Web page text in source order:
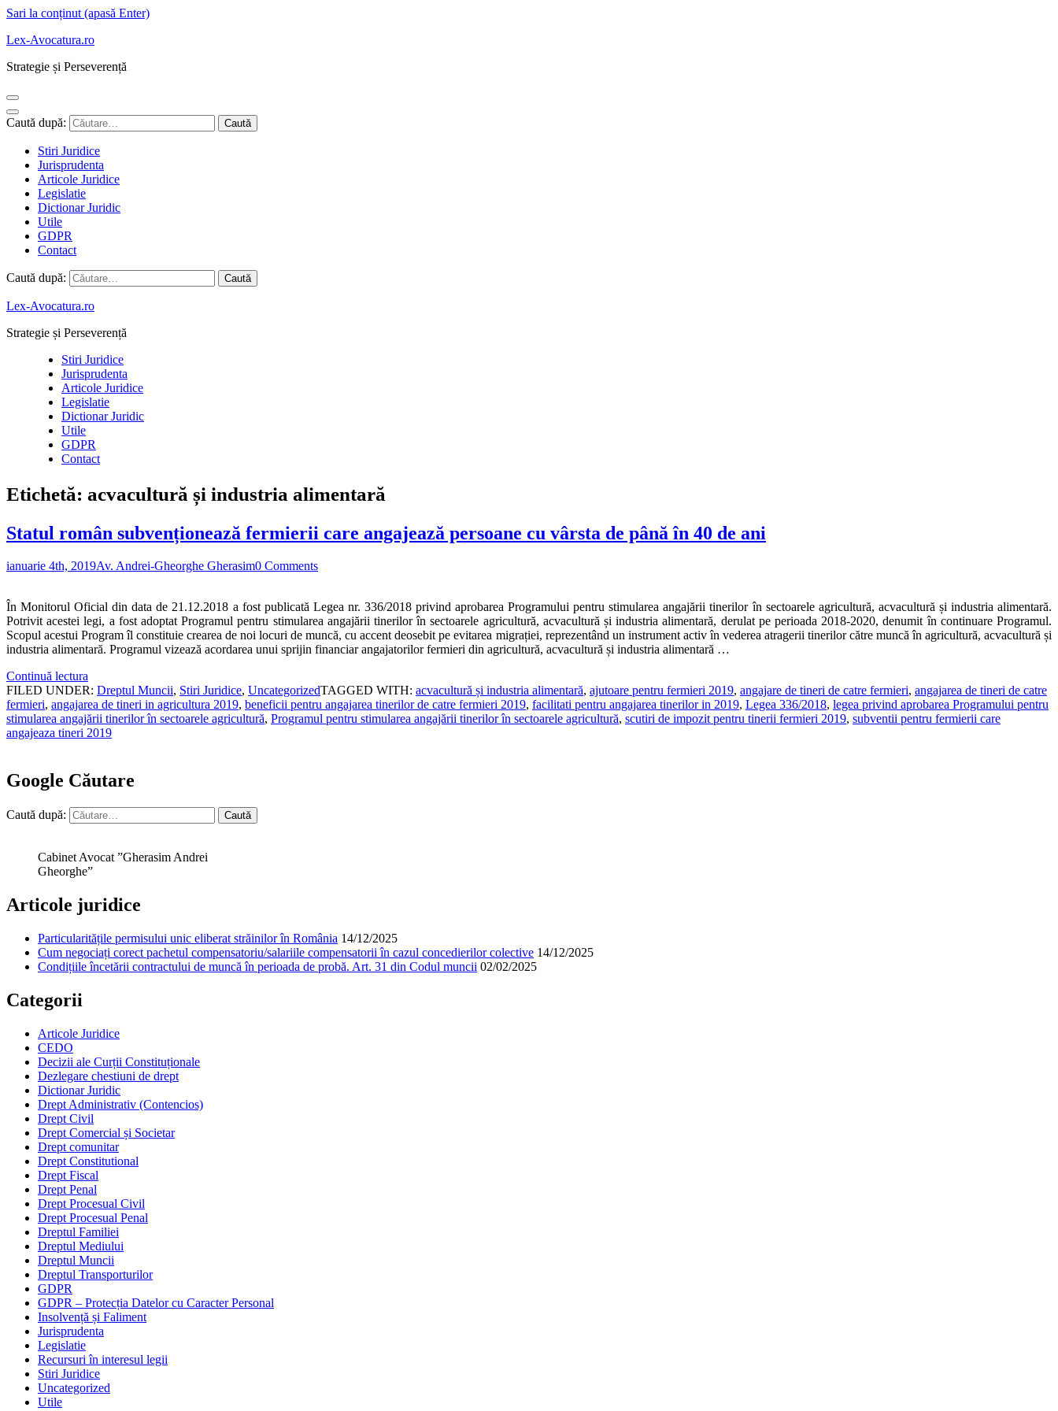
Sari la conținut (apasă Enter)
Lex-Avocatura.ro
Strategie și Perseverență
Caută după:
Stiri Juridice
Jurisprudenta
Articole Juridice
Legislatie
Dictionar Juridic
Utile
GDPR
Contact
Caută după:
Lex-Avocatura.ro
Strategie și Perseverență
Stiri Juridice
Jurisprudenta
Articole Juridice
Legislatie
Dictionar Juridic
Utile
GDPR
Contact
Etichetă: acvacultură și industria alimentară
Statul român subvenționează fermierii care angajează persoane cu vârsta de până în 40 de ani
ianuarie 4th, 2019Av. Andrei-Gheorghe Gherasim0 Comments
În Monitorul Oficial din data de 21.12.2018 a fost publicată Legea nr. 336/2018 privind aprobarea Programului pentru stimularea angajării tinerilor în sectoarele agricultură, acvacultură și industria alimentară.
Potrivit acestei legi, a fost adoptat Programul pentru stimularea angajării tinerilor în sectoarele agricultură, acvacultură și industria alimentară, derulat pe perioada 2018-2020, denumit în continuare Programul.
Scopul acestui Program îl constituie crearea de noi locuri de muncă, cu accent deosebit pe evitarea migrației, reprezentând un instrument activ în vederea atragerii tinerilor către muncă în agricultură, acvacultură și
industria alimentară. Programul vizează acordarea unui sprijin financiar angajatorilor fermieri din agricultură, acvacultură și industria alimentară …
Continuă lectura
FILED UNDER: Dreptul Muncii, Stiri Juridice, UncategorizedTAGGED WITH: acvacultură și industria alimentară, ajutoare pentru fermieri 2019, angajare de tineri de catre fermieri, angajarea de tineri de catre
fermieri, angajarea de tineri in agricultura 2019, beneficii pentru angajarea tinerilor de catre fermieri 2019, facilitati pentru angajarea tinerilor in 2019, Legea 336/2018, legea privind aprobarea Programului pentru
stimularea angajării tinerilor în sectoarele agricultură, Programul pentru stimularea angajării tinerilor în sectoarele agricultură, scutiri de impozit pentru tinerii fermieri 2019, subventii pentru fermierii care
angajeaza tineri 2019
Google Căutare
Caută după:
Cabinet Avocat ”Gherasim Andrei
Gheorghe”
Articole juridice
Particularitățile permisului unic eliberat străinilor în România 14/12/2025
Cum negociați corect pachetul compensatoriu/salariile compensatorii în cazul concedierilor colective 14/12/2025
Condițiile încetării contractului de muncă în perioada de probă. Art. 31 din Codul muncii 02/02/2025
Categorii
Articole Juridice
CEDO
Decizii ale Curții Constituționale
Dezlegare chestiuni de drept
Dictionar Juridic
Drept Administrativ (Contencios)
Drept Civil
Drept Comercial și Societar
Drept comunitar
Drept Constitutional
Drept Fiscal
Drept Penal
Drept Procesual Civil
Drept Procesual Penal
Dreptul Familiei
Dreptul Mediului
Dreptul Muncii
Dreptul Transporturilor
GDPR
GDPR – Protecția Datelor cu Caracter Personal
Insolvență și Faliment
Jurisprudenta
Legislatie
Recursuri în interesul legii
Stiri Juridice
Uncategorized
Utile